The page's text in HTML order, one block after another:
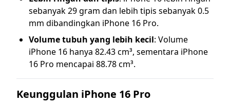
sebanyak 29 gram dan lebih tipis sebanyak 0.5
mm dibandingkan iPhone 16 Pro.
Volume tubuh yang lebih kecil: Volume
iPhone 16 hanya 82.43 cm³, sementara iPhone
16 Pro mencapai 88.78 cm³.
Keunggulan iPhone 16 Pro